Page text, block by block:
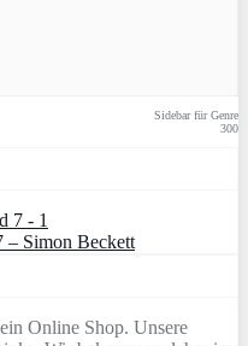
Sidebar für Genre
300
– Simon Beckett
Online Shop. Unsere